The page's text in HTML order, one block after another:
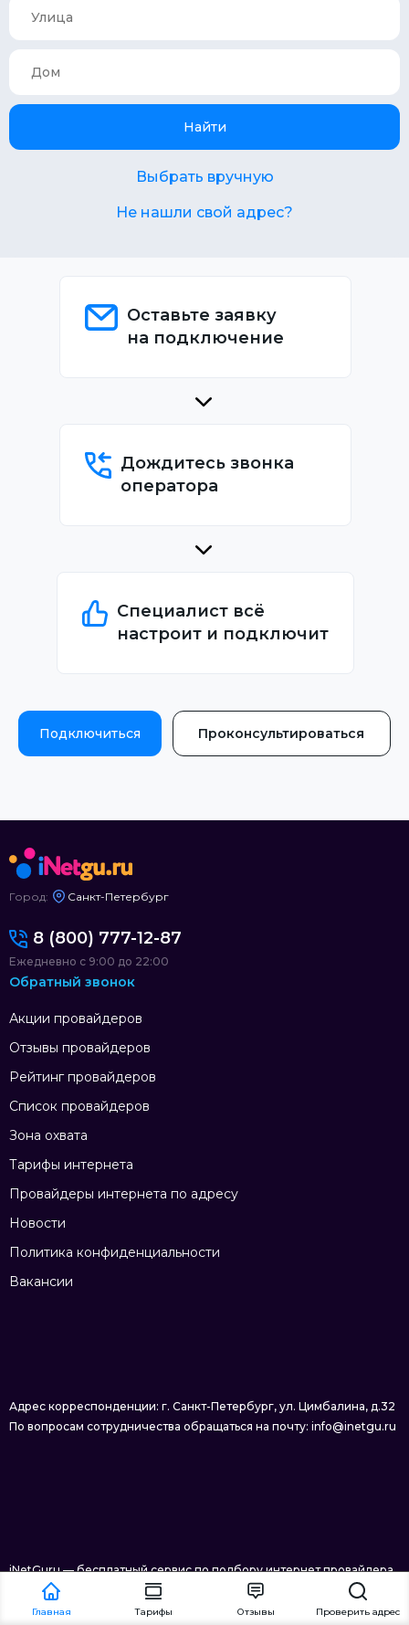
Найти
Выбрать вручную
Не нашли свой адрес?
Оставьте заявку
на подключение
Дождитесь звонка
оператора
Специалист всё
настроит и подключит
Подключиться Проконсультироваться
Город: Санкт-Петербург
Акции провайдеров
Отзывы провайдеров
Рейтинг провайдеров
Список провайдеров
Зона охвата
Тарифы интернета
Провайдеры интернета по адресу
Новости
Политика конфиденциальности
Вакансии
8 (800) 777-12-87
Ежедневно с 9:00 до 22:00
Обратный звонок
Адрес корреспонденции: г. Санкт-Петербург, ул. Цимбалина, д.32
По вопросам сотрудничества обращаться на почту: info@inetgu.ru
iNetGuru — бесплатный сервис по подбору интернет провайдера
в Санкт-Петербурге © 2026